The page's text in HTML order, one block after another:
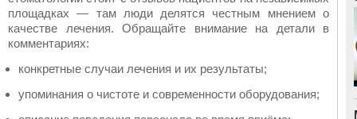
площадках — там люди делятся честным мнением о
качестве лечения. Обращайте внимание на детали в
комментариях:
конкретные случаи лечения и их результаты;
упоминания о чистоте и современности оборудования;